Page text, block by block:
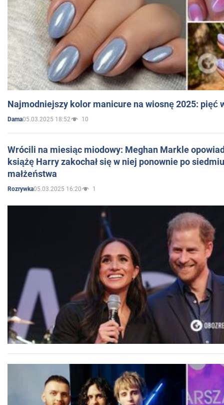
Najmodniejszy kolor manicure na wiosnę 2025: pięć
Dama05.03.2025 18:52 10
Wrócili na miesiąc miodowy: Meghan Markle
książę Harry zakochał się w niej ponownie po
małżeństwa
Rozrywka05.03.2025 16:20 1